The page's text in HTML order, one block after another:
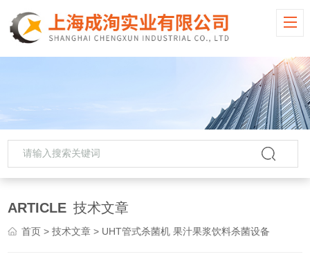
ARTICLE 技术文章
首页 >技术文章 > UHT管式杀菌机 果汁果浆饮料杀菌设备